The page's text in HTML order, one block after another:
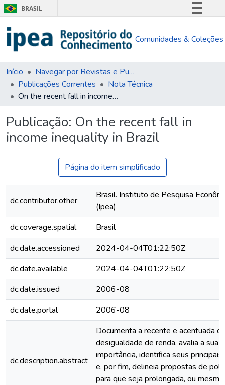
BRASIL
Comunica BR
Legislação
Comunidades & Coleções
Início
Navegar por Revistas e Publicações Seriadas
Publicações Correntes
Nota Técnica
On the recent fall in income inequality in Brazil
Publicação: On the recent fall in
income inequality in Brazil
Página do item simplificado
dc.contributor.other
Brasil. Instituto de Pesquisa
(Ipea)
dc.coverage.spatial
Brasil
dc.date.accessioned
2024-04-04T01:22:50Z
dc.date.available
2024-04-04T01:22:50Z
dc.date.issued
2006-08
dc.date.portal
2006-08
dc.description.abstract
Documenta a recente e acentuada
desigualdade de renda, avalia a sua
importância, identifica seus
e, por fim, delineia propostas de
para que seja prolongada, ou